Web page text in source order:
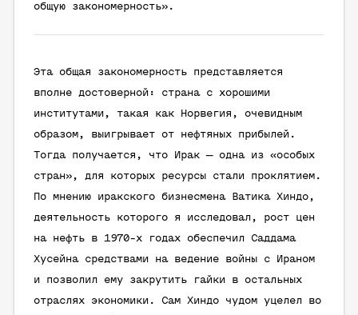
общую закономерность».
Эта общая закономерность представляется
вполне достоверной: страна с хорошими
институтами, такая как Норвегия, очевидным
образом, выигрывает от нефтяных прибылей.
Тогда получается, что Ирак — одна из «особых
стран», для которых ресурсы стали проклятием.
По мнению иракского бизнесмена Ватика Хиндо,
деятельность которого я исследовал, рост цен
на нефть в 1970-х годах обеспечил Саддама
Хусейна средствами на ведение войны с Ираном
и позволил ему закрутить гайки в остальных
отраслях экономики. Сам Хиндо чудом уцелел во